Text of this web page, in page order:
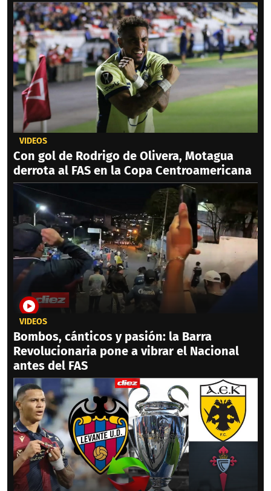
VIDEOS
Con gol de Rodrigo de Olivera, Motagua
derrota al FAS en la Copa Centroamericana
VIDEOS
Bombos, cánticos y pasión: la Barra
Revolucionaria pone a vibrar el Nacional
antes del FAS